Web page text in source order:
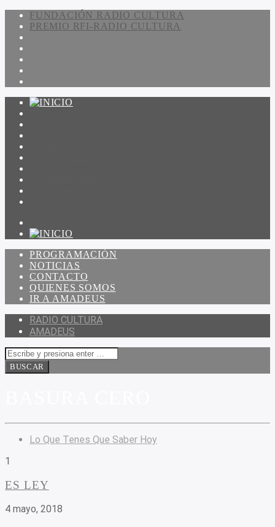
FUNDACIÓN RADIO CULTURA
PREMIO RFI-RADIO CULTURA
PROGRAMACIÓN
NOTICIAS
CONTACTO
QUIENES SOMOS
IR A AMADEUS
RADIO CULTURA
AMADEUS
Lo Que Tenes Que Saber Hoy
1
ES LEY
4 mayo, 2018